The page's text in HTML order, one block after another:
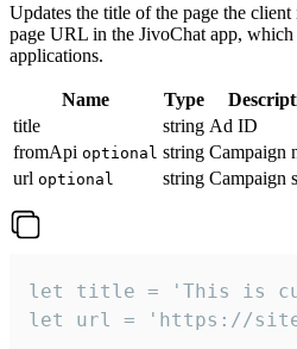
Updates the title of the page the
page URL in the JivoChat app,
applications.
Name Type
title
string Ad ID
fromApi optional string Campaign
url optional string Campaign
let title = 'This is
let url = 'https://